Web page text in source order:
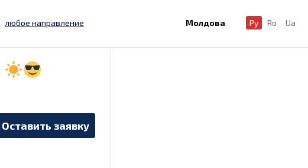
любое направление Молдова Ру Ro Ua
Оставить заявку